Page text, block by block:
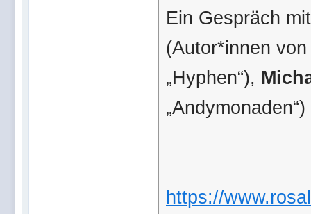
Ein Gespräch
(Autor*innen
„Hyphen“),
https://